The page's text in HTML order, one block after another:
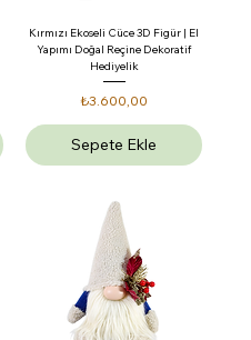
Kırmızı Ekoseli Cüce 3D Figür | El
Yapımı Doğal Reçine Dekoratif
Hediyelik
Fiyat
₺3.600,00
Sepete Ekle